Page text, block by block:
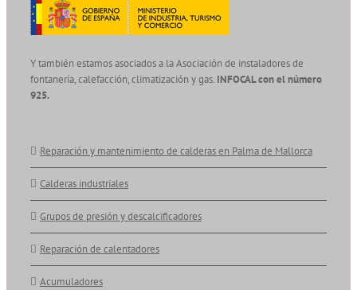
Y también estamos asociados a la Asociación de instaladores de
fontanería, calefacción, climatización y gas. INFOCAL con el número
925.
Reparación y mantenimiento de calderas en Palma de Mallorca
Calderas industriales
Grupos de presión y descalcificadores
Reparación de calentadores
Acumuladores